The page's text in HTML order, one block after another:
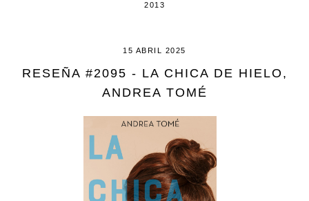
2013
15 ABRIL 2025
RESEÑA #2095 - LA CHICA DE HIELO,
ANDREA TOMÉ